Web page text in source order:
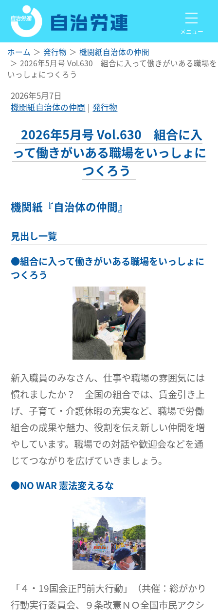
メニュー
ホーム 発行物
機関紙自治体の仲間
2026年5月号 Vol.630 組合に入って働きがいある職場を
いっしょにつくろう
2026年5月7日
機関紙自治体の仲間
発行物
2026年5月号 Vol.630 組合に入
って働きがいある職場をいっしょに
つくろう
機関紙『自治体の仲間』
見出し一覧
●組合に入って働きがいある職場をいっしょに
つくろう
新入職員のみなさん、仕事や職場の雰囲気には
慣れましたか？ 全国の組合では、賃金引き上
げ、子育て・介護休暇の充実など、職場で労働
組合の成果や魅力、役割を伝え新しい仲間を増
やしています。職場での対話や歓迎会などを通
じてつながりを広げていきましょう。
●NO WAR 憲法変えるな
「４・19国会正門前大行動」（共催：総がかり
行動実行委員会、９条改憲ＮＯ全国市民アクシ